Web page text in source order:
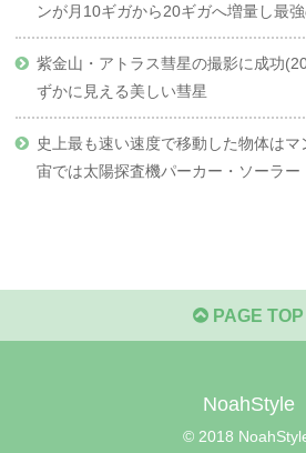
ンが月10ギガから20ギガへ増量し最
紫金山・アトラス彗星の撮影に成功
ずかに見える美しい彗星
史上最も速い速度で移動した物体は
宙では太陽探査機パーカー・ソーラ
PAGE TOP
NoahStyle
© 2018